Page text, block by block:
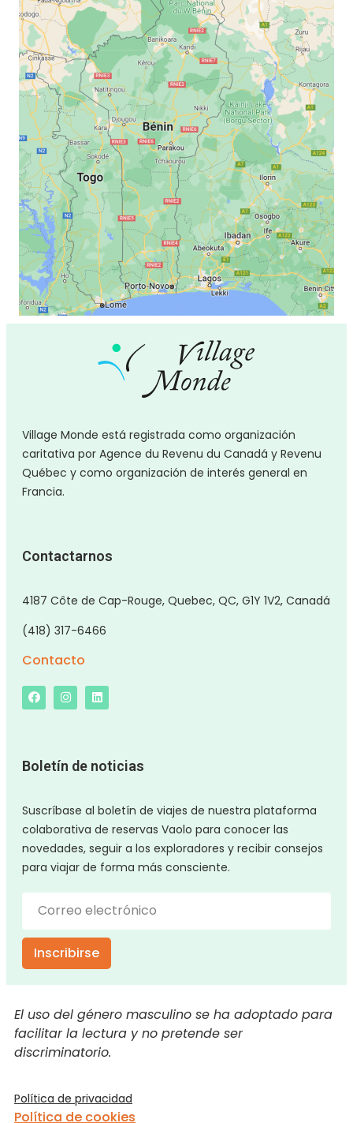
Village Monde está registrada como organización
caritativa por Agence du Revenu du Canadá y Revenu
Québec y como organización de interés general en
Francia.
Contactarnos
4187 Côte de Cap-Rouge, Quebec, QC, G1Y 1V2, Canadá
(418) 317-6466
Contacto
Boletín de noticias
Suscríbase al boletín de viajes de nuestra plataforma
colaborativa de reservas Vaolo para conocer las
novedades, seguir a los exploradores y recibir consejos
para viajar de forma más consciente.
Inscribirse
El uso del género masculino se ha adoptado para
facilitar la lectura y no pretende ser
discriminatorio.
Política de privacidad
Política de cookies